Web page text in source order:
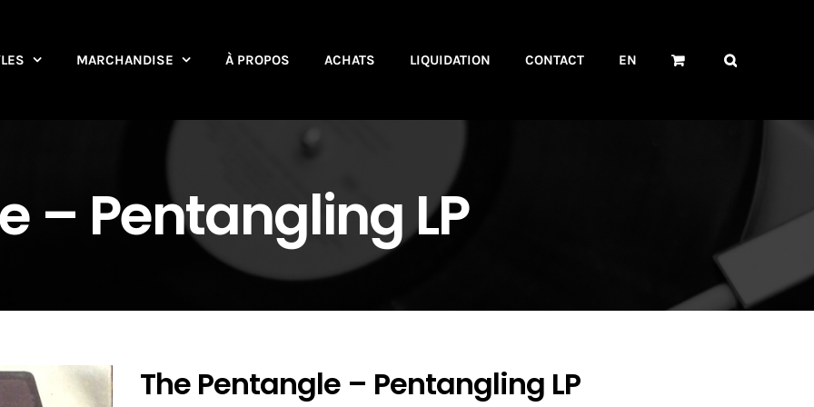
MARCHANDISE À PROPOS ACHATS LIQUIDATION CONTACT EN
‎– Pentangling LP
The Pentangle ‎– Pentangling LP